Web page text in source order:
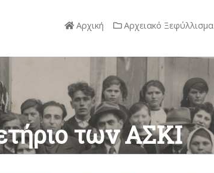
Αρχική Αρχειακό Ξεφύλλισμα
των ΑΣΚΙ